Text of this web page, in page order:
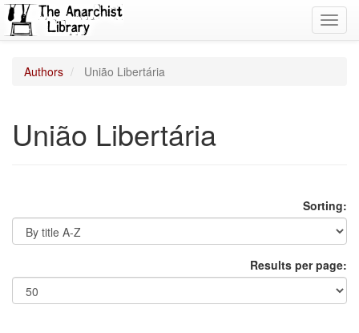
Authors União Libertária
União Libertária
Sorting:
Results per page: